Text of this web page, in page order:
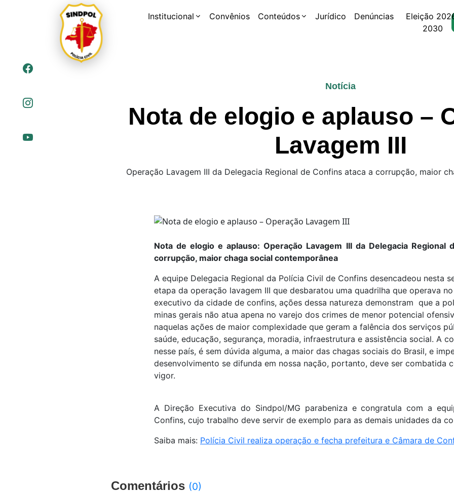
Institucional Convênios Conteúdos Jurídico Denúncias
Eleição
2030
Notícia
Nota de elogio e aplauso –
Lavagem III
Operação Lavagem III da Delegacia Regional de Confins ataca a corrupção, maior
Nota de elogio e aplauso: Operação Lavagem III da Delegacia Regional
corrupção, maior chaga social contemporânea
A equipe Delegacia Regional da Polícia Civil de Confins desencadeou nesta
etapa da operação lavagem III que desbaratou uma quadrilha que operava
executivo da cidade de confins, ações dessa natureza demonstram que a
minas gerais não atua apena no varejo dos crimes de menor potencial
naquelas ações de maior complexidade que geram a falência dos serviços
saúde, educação, segurança, moradia, infraestrutura e assistência social. A
nesse país, é sem dúvida alguma, a maior das chagas sociais do Brasil, e
desenvolvimento se difunda em nossa nação, portanto, deve ser combatida
vigor.
A Direção Executiva do Sindpol/MG parabeniza e congratula com a
Confins, cujo trabalho deve servir de exemplo para as demais unidades da
Saiba mais: Polícia Civil realiza operação e fecha prefeitura e Câmara de
Comentários (0)